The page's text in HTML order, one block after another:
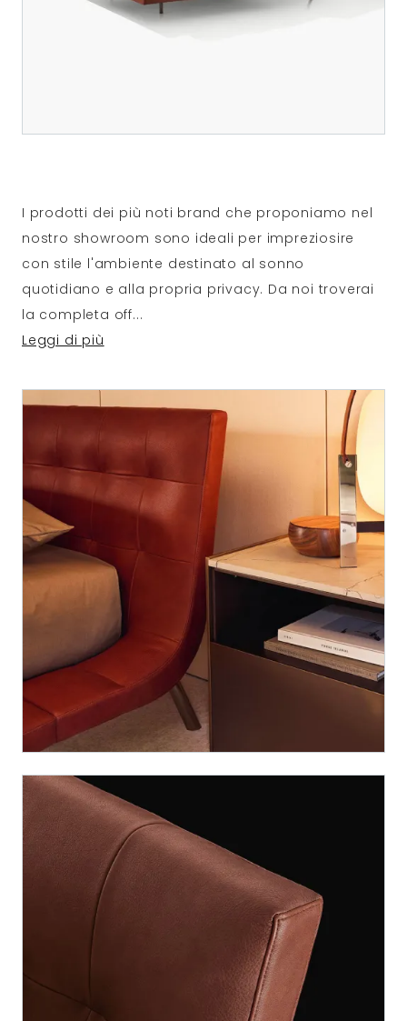
I prodotti dei più noti brand che proponiamo nel
nostro showroom sono ideali per impreziosire
con stile l'ambiente destinato al sonno
quotidiano e alla propria privacy. Da noi troverai
la completa off...
Leggi di più